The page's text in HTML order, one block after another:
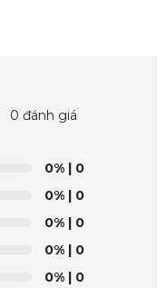
0 đánh giá
0% | 0
0% | 0
0% | 0
0% | 0
0% | 0